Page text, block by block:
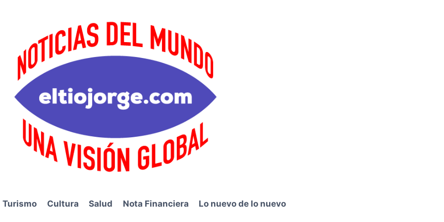
Turismo Cultura Salud Nota Financiera Lo nuevo de lo nuevo